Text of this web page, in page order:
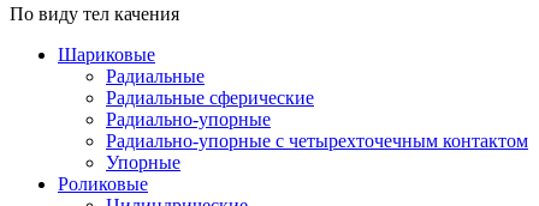
По виду тел качения
Шариковые
Радиальные
Радиальные сферические
Радиально-упорные
Радиально-упорные с четырехточечным контактом
Упорные
Роликовые